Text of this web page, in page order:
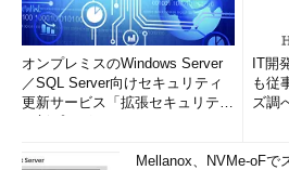
オンプレミスのWindows Server
／SQL Server向けセキュリティ
更新サービス「拡張セキュリティ
IT開
も従
ズ調
Mellanox、NVMe-oFで